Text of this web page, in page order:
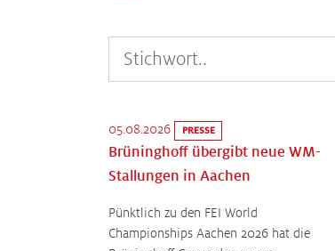
05.08.2026 PRESSE
Brüninghoff übergibt neue WM-
Stallungen in Aachen
Pünktlich zu den FEI World
Championships Aachen 2026 hat die